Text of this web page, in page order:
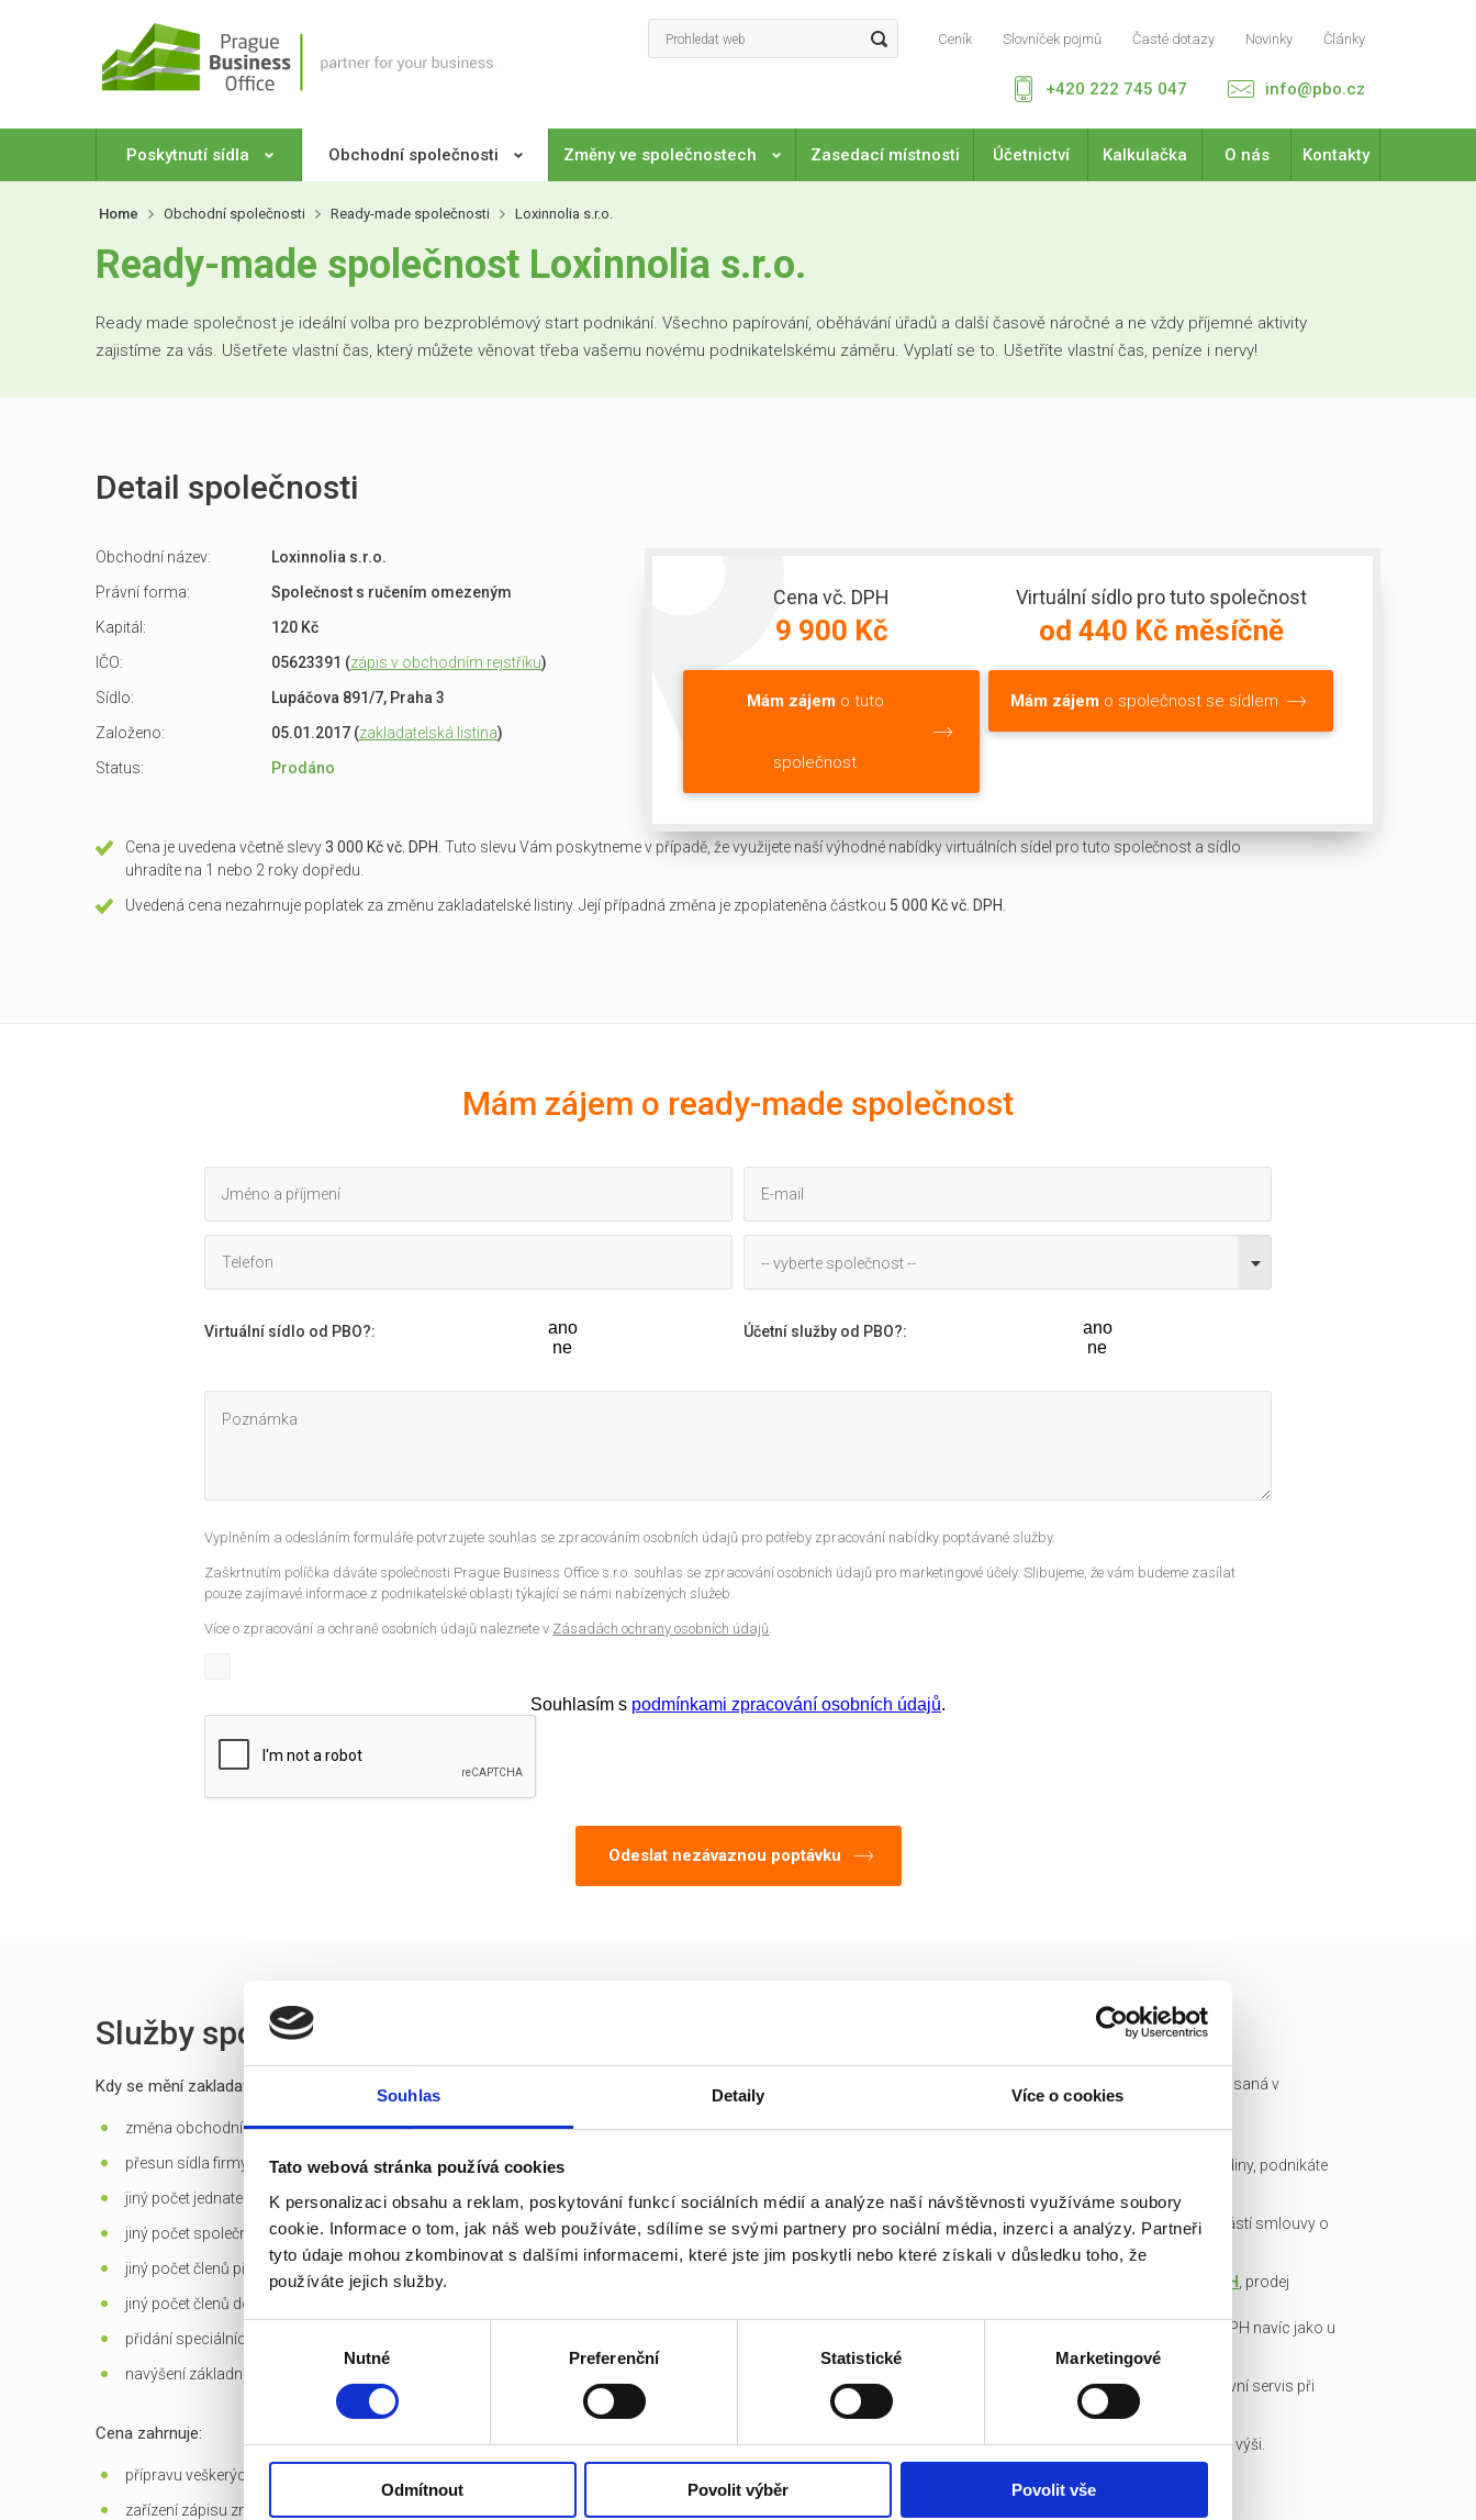
Souhlas Detaily Více o cookies
Tato webová stránka používá cookies
K personalizaci obsahu a reklam, poskytování funkcí sociálních médií a analýze naší návštěvnosti využíváme soubory
cookie. Informace o tom, jak náš web používáte, sdílíme se svými partnery pro sociální média, inzerci a analýzy. Partneři
tyto údaje mohou zkombinovat s dalšími informacemi, které jste jim poskytli nebo které získali v důsledku toho, že
používáte jejich služby.
Výběr
Nutné Preferenční Statistické Marketingové
Odmítnout Povolit výběr Povolit vše
Ceník Slovníček pojmů Časté dotazy Novinky Články
info@pbo.cz
+420 222 745 047
Poskytnutí sídla Obchodní společnosti Změny ve společnostech Zasedací místnosti Účetnictví Kalkulačka O nás Kontakty
Home Obchodní společnosti Ready-made společnosti Loxinnolia s.r.o.
Ready-made společnost Loxinnolia s.r.o.
Ready made společnost je ideální volba pro bezproblémový start podnikání. Všechno papírování, oběhávání úřadů a další časově náročné a ne vždy příjemné aktivity
zajistíme za vás. Ušetřete vlastní čas, který můžete věnovat třeba vašemu novému podnikatelskému záměru. Vyplatí se to. Ušetříte vlastní čas, peníze i nervy!
Detail společnosti
Obchodní název:
Loxinnolia s.r.o.
Právní forma:
Společnost s ručením omezeným
Kapitál:
120 Kč
IČO:
05623391 (zápis v obchodním rejstříku)
Sídlo:
Lupáčova 891/7, Praha 3
Založeno:
05.01.2017 (zakladatelská listina)
Status:
Prodáno
Cena vč. DPH
9 900 Kč
Mám zájemo tuto
společnost
Virtuální sídlo pro tuto společnost
od 440 Kč měsíčně
Mám zájem o společnost se sídlem
Cena je uvedena včetně slevy3 000 Kč vč. DPH . Tuto slevu Vám poskytneme v případě, že využijete naší výhodné nabídky virtuálních sídel pro tuto společnost a sídlo
uhradíte na 1 nebo 2 roky dopředu.
Uvedená cena nezahrnuje poplatek za změnu zakladatelské listiny. Její případná změna je zpoplateněna částkou 5 000 Kč vč. DPH
Mám zájem o ready-made společnost
-- vyberte společnost --
Virtuální sídlo od PBO?:
ano
ne
Účetní služby od PBO?:
ano
ne
Vyplněním a odesláním formuláře potvrzujete souhlas se zpracováním osobních údajů pro potřeby zpracování nabídky poptávané služby.
Zaškrtnutím políčka dáváte společnosti Prague Business Office s.r.o. souhlas se zpracování osobních údajů pro marketingové účely. Slibujeme, že vám budeme zasílat
pouze zajímavé informace z podnikatelské oblasti týkající se námi nabízených služeb.
Více o zpracování a ochraně osobních údajů naleznete v Zásadách ochrany osobních údajů.
Souhlasím s podmínkami zpracování osobních údajů.
Služby spojené s prodejem
Kdy se mění zakladatelská listina?
změna obchodní firmy (jména) společnosti
přesun sídla firmy mimo Prahu
jiný počet jednatelů než 1 - u s.r.o.
jiný počet společníků než 1 - jen u s.r.o. založených do roku 2013 včetně
jiný počet členů představenstva než 1 v případě jediného akcionáře, než 3 v případě více akcionářů - u a.s.
jiný počet členů dozorčí rady než 3 - u a.s.
přidání speciálních
navýšení základního kapitálu
Cena zahrnuje:
přípravu veškerých dokumentů potřebných k převodu
zařízení zápisu změn do OR
Ready made společnost je zapsaná v
obchodním rejstříku a má IČ.
společnosti připravíme do hodiny, podnikáte
Garance bezdlužnosti je součástí smlouvy o
převodu obchodního podílu.
DPH , prodej
osvobozen, není nutné platit DPH navíc jako u
konkurence!
Veškerou administrativu a právní servis při
koupi/přepisu zařídíme my!
Základní kapitál splacen v plné výši.